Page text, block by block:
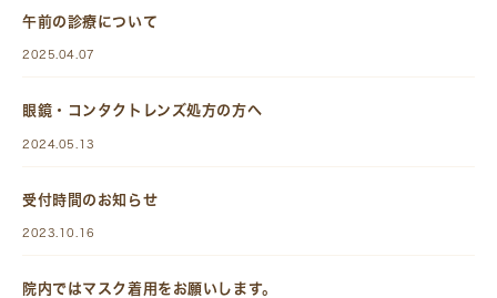
午前の診療について
2025.04.07
眼鏡・コンタクトレンズ処方の方へ
2024.05.13
受付時間のお知らせ
2023.10.16
院内ではマスク着用をお願いします。